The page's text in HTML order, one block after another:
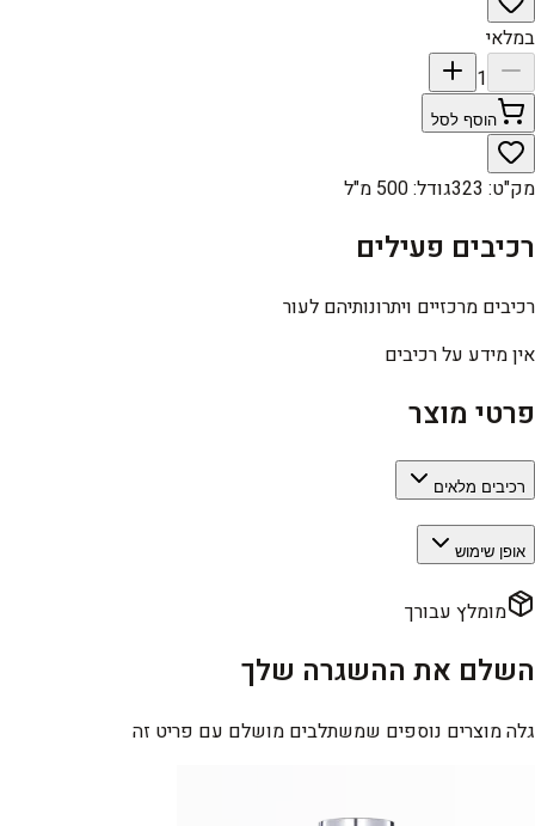
במלאי
1
הוסף לסל
מק"ט:
323גודל:500 מ"ל
רכיבים פעילים
רכיבים מרכזיים ויתרונותיהם לעור
אין מידע על רכיבים
פרטי מוצר
רכיבים מלאים
אופן שימוש
מומלץ עבורך
השלם את ההשגרה שלך
גלה מוצרים נוספים שמשתלבים מושלם עם פריט זה